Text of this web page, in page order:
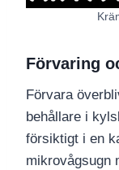
Förvaring
Förvara
behållare i
försiktigt i en
mikrovågsugn